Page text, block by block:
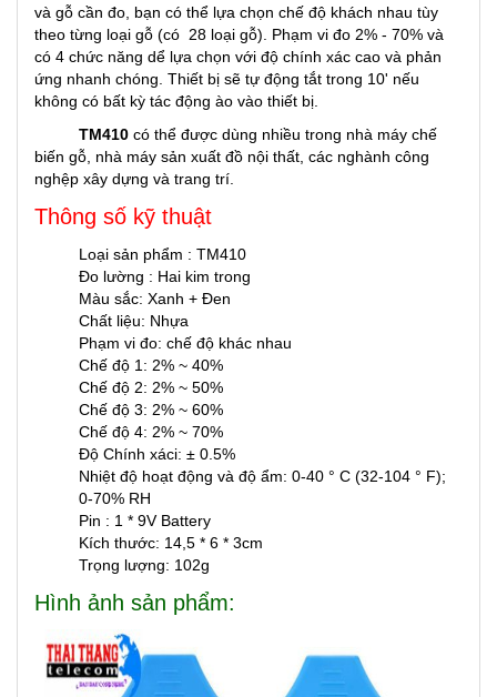
và gỗ cần đo, bạn có thể lựa chọn chế độ khách nhau tùy
theo từng loại gỗ (có 28 loại gỗ). Phạm vi đo 2% - 70% và
có 4 chức năng dể lựa chọn với độ chính xác cao và phản
ứng nhanh chóng. Thiết bị sẽ tự động tắt trong 10' nếu
không có bất kỳ tác động ào vào thiết bị.
TM410 có thể được dùng nhiều trong nhà máy chế
biến gỗ, nhà máy sản xuất đồ nội thất, các nghành công
nghệp xây dựng và trang trí.
Thông số kỹ thuật
Loại sản phẩm : TM410
Đo lường : Hai kim trong
Màu sắc: Xanh + Đen
Chất liệu: Nhựa
Phạm vi đo: chế độ khác nhau
Chế độ 1: 2% ~ 40%
Chế độ 2: 2% ~ 50%
Chế độ 3: 2% ~ 60%
Chế độ 4: 2% ~ 70%
Độ Chính xáci: ± 0.5%
Nhiệt độ hoạt động và độ ẩm: 0-40 ° C (32-104 ° F);
0-70% RH
Pin : 1 * 9V Battery
Kích thước: 14,5 * 6 * 3cm
Trọng lượng: 102g
Hình ảnh sản phẩm: